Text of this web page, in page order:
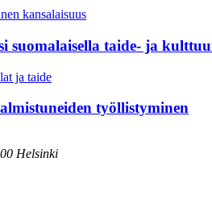
kansalaisuus
suomalaisella taide- ja
ja taide
työllistyminen
Helsinki